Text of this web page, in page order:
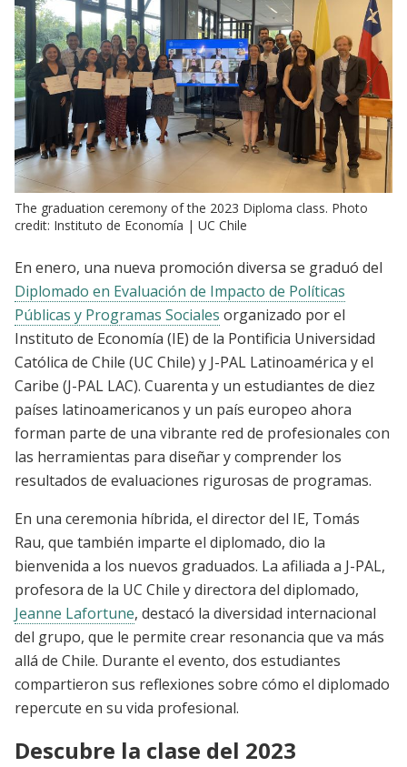
The graduation ceremony of the 2023 Diploma class. Photo
credit: Instituto de Economía | UC Chile
En enero, una nueva promoción diversa se graduó del
Diplomado en Evaluación de Impacto de Políticas
Públicas y Programas Sociales organizado por el
Instituto de Economía (IE) de la Pontificia Universidad
Católica de Chile (UC Chile) y J-PAL Latinoamérica y el
Caribe (J-PAL LAC). Cuarenta y un estudiantes de diez
países latinoamericanos y un país europeo ahora
forman parte de una vibrante red de profesionales con
las herramientas para diseñar y comprender los
resultados de evaluaciones rigurosas de programas.
En una ceremonia híbrida, el director del IE, Tomás
Rau, que también imparte el diplomado, dio la
bienvenida a los nuevos graduados. La afiliada a J-PAL,
profesora de la UC Chile y directora del diplomado,
Jeanne Lafortune, destacó la diversidad internacional
del grupo, que le permite crear resonancia que va más
allá de Chile. Durante el evento, dos estudiantes
compartieron sus reflexiones sobre cómo el diplomado
repercute en su vida profesional.
Descubre la clase del 2023